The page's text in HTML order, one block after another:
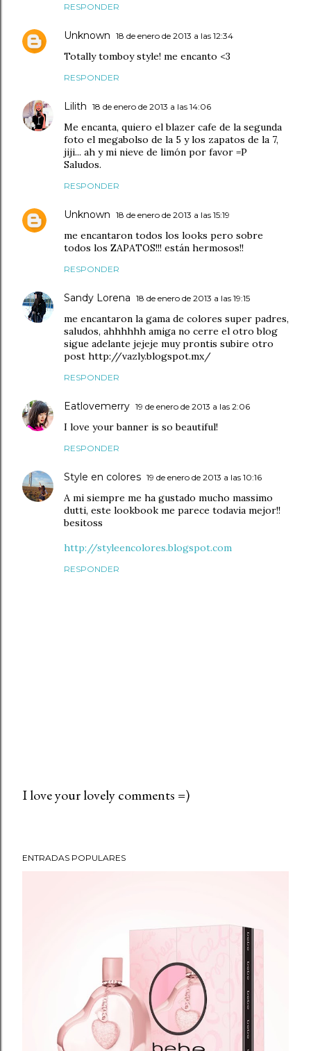
RESPONDER
Unknown 18 de enero de 2013 a las 12:34
Totally tomboy style! me encanto <3
RESPONDER
Lilith 18 de enero de 2013 a las 14:06
Me encanta, quiero el blazer cafe de la segunda
foto el megabolso de la 5 y los zapatos de la 7,
jiji... ah y mi nieve de limón por favor =P
Saludos.
RESPONDER
Unknown 18 de enero de 2013 a las 15:19
me encantaron todos los looks pero sobre
todos los ZAPATOS!!! están hermosos!!
RESPONDER
Sandy Lorena 18 de enero de 2013 a las 19:15
me encantaron la gama de colores super padres,
saludos, ahhhhhh amiga no cerre el otro blog
sigue adelante jejeje muy prontis subire otro
post http://vazly.blogspot.mx/
RESPONDER
Eatlovemerry 19 de enero de 2013 a las 2:06
I love your banner is so beautiful!
RESPONDER
Style en colores 19 de enero de 2013 a las 10:16
A mi siempre me ha gustado mucho massimo
dutti, este lookbook me parece todavia mejor!!
besitoss
http://styleencolores.blogspot.com
RESPONDER
I love your lovely comments =)
ENTRADAS POPULARES